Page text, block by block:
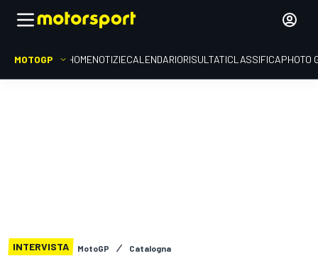
MOTOGP HOMENOTIZIECALENDARIORISULTATICLASSIFICAPHOTO
INTERVISTA MotoGP Catalogna